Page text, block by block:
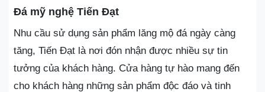
Đá mỹ nghệ Tiến Đạt
Nhu cầu sử dụng sản phẩm lăng mộ đá ngày càng
tăng, Tiến Đạt là nơi đón nhận được nhiều sự tin
tưởng của khách hàng. Cửa hàng tự hào mang đến
cho khách hàng những sản phẩm độc đáo và tinh